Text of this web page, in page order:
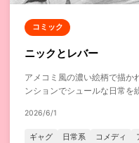
コミック
ニックとレバー
アメコミ風の濃い絵柄で描か
ンションでシュールな日常を
2026/6/1
ギャグ 日常系 コメディ